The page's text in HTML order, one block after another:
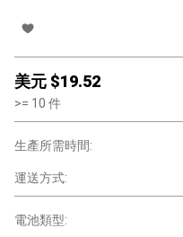
美元 $19.52
>= 10 件
生產所需時間:
運送方式:
電池類型: